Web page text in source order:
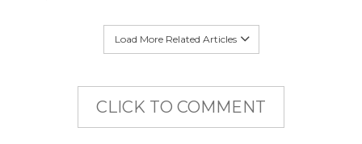
Load More Related Articles
CLICK TO COMMENT